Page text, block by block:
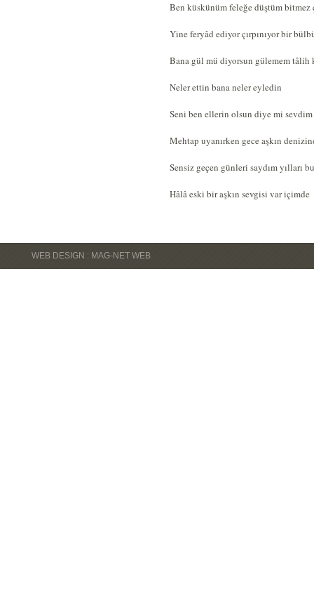
Ben küskünüm feleğe düştüm bitmez
Yine feryâd ediyor çırpınıyor bir
Bana gül mü diyorsun gülemem tâlih
Neler ettin bana neler eyledin
Seni ben ellerin olsun diye mi
Mehtap uyanırken gece aşkın
Sensiz geçen günleri saydım yılları
Hâlâ eski bir aşkın sevgisi var içimde
WEB DESIGN : MAG-NET WEB